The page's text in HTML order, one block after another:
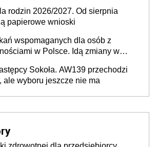
rodzin 2026/2027. Od sierpnia
papierowe wnioski
wspomaganych dla osób z
w Polsce. Idą zmiany w
Sokoła. AW139 przechodzi
ale wyboru jeszcze nie ma